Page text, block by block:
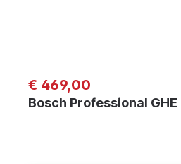
Regulärer Preis:
€ 469,00
Bosch Professional